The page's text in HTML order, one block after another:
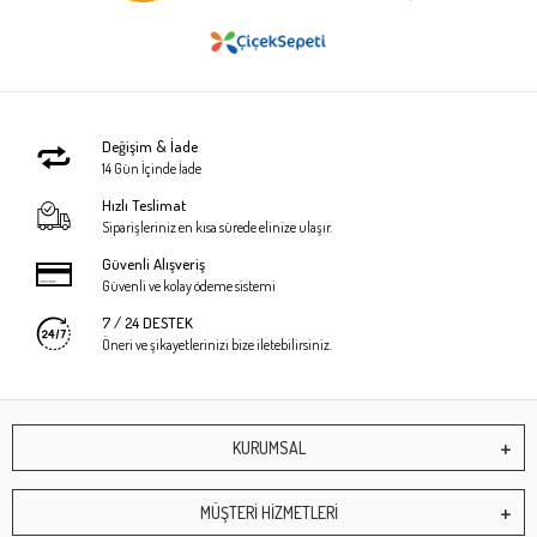
Değişim & İade
14 Gün İçinde İade
Hızlı Teslimat
Siparişleriniz en kısa sürede elinize ulaşır.
Güvenli Alışveriş
Güvenli ve kolay ödeme sistemi
7 / 24 DESTEK
Öneri ve şikayetlerinizi bize iletebilirsiniz.
KURUMSAL
MÜŞTERİ HİZMETLERİ